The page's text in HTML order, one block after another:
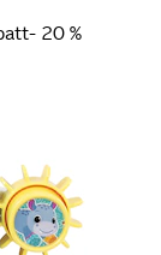
- 20 %